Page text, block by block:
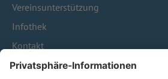
Vereinsunterstützung
Infothek
Kontakt